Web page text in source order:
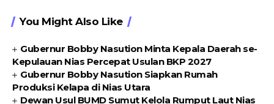
You Might Also Like
Gubernur Bobby Nasution Minta Kepala Daerah se-
Kepulauan Nias Percepat Usulan BKP 2027
Gubernur Bobby Nasution Siapkan Rumah
Produksi Kelapa di Nias Utara
Dewan Usul BUMD Sumut Kelola Rumput Laut Nias